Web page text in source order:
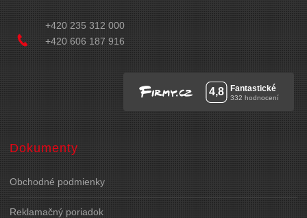
+420 235 312 000
+420 606 187 916
Dokumenty
Obchodné podmienky
Reklamačný poriadok